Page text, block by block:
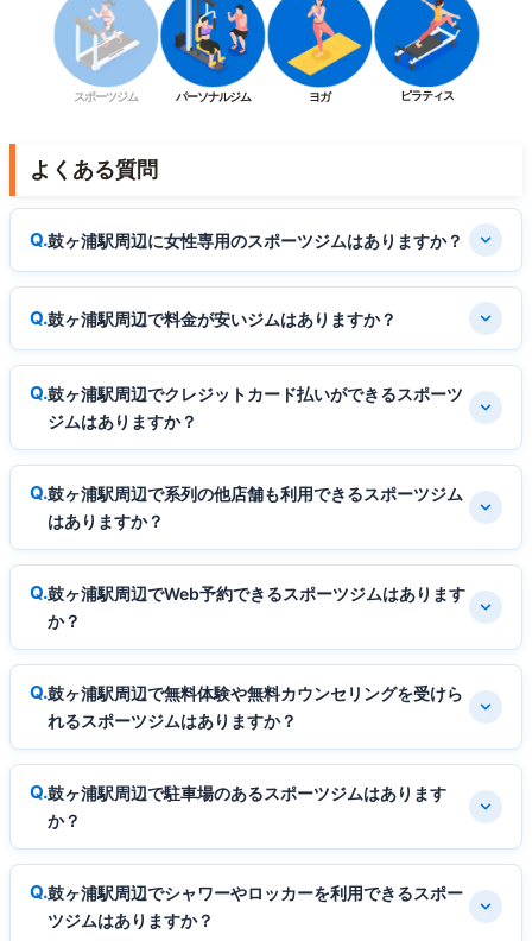
スポーツジム パーソナルジム ヨガ ピラティス
よくある質問
鼓ヶ浦駅周辺に女性専用のスポーツジムはありますか？
鼓ヶ浦駅周辺で料金が安いジムはありますか？
鼓ヶ浦駅周辺でクレジットカード払いができるスポーツ
ジムはありますか？
鼓ヶ浦駅周辺で系列の他店舗も利用できるスポーツジム
はありますか？
鼓ヶ浦駅周辺でWeb予約できるスポーツジムはあります
か？
鼓ヶ浦駅周辺で無料体験や無料カウンセリングを受けら
れるスポーツジムはありますか？
鼓ヶ浦駅周辺で駐車場のあるスポーツジムはあります
か？
鼓ヶ浦駅周辺でシャワーやロッカーを利用できるスポー
ツジムはありますか？